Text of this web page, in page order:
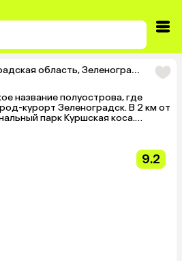
область,Зеленоградский район
название полуострова, где
курорт Зеленоградск. В 2 км от
парк Куршская коса.
9.2